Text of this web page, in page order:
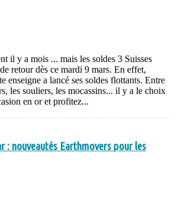
il y a mois ... mais les soldes 3 Suisses
retour dès ce mardi 9 mars. En effet,
enseigne a lancé ses soldes flottants. Entre
les souliers, les mocassins... il y a le choix
en or et profitez...
: nouveautés Earthmovers pour les